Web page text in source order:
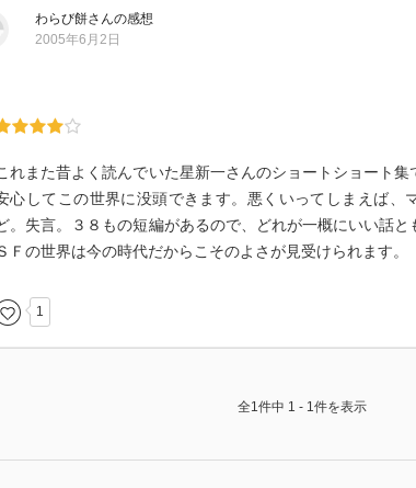
わらび餅さんの感想
2005年6月2日
れまた昔よく読んでいた星新一さんのショートショート
心してこの世界に没頭できます。悪くいってしまえば、
。失言。３８もの短編があるので、どれが一概にいい話
Ｆの世界は今の時代だからこそのよさが見受けられます。
1
全1件中 1 - 1件を表示